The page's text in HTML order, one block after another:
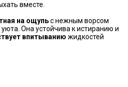
вместе.
на ощупьс нежным ворсом
Она устойчива к истиранию и
впитыванию жидкостей